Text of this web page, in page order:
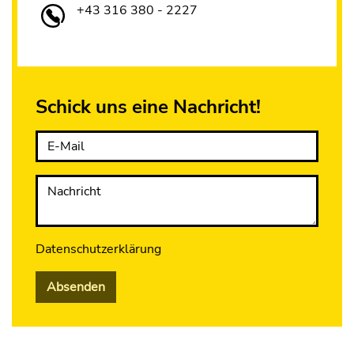
+43 316 380 - 2227
Schick uns eine Nachricht!
E-Mail
Nachricht
Datenschutzerklärung
Absenden